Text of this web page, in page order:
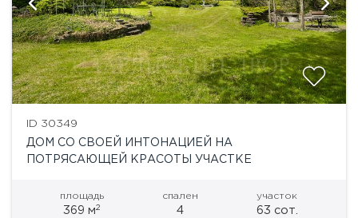
ID 30349
ДОМ СО СВОЕЙ ИНТОНАЦИЕЙ НА
ПОТРЯСАЮЩЕЙ КРАСОТЫ УЧАСТКЕ
площадь
369 м2
спален
4
участок
63 сот.